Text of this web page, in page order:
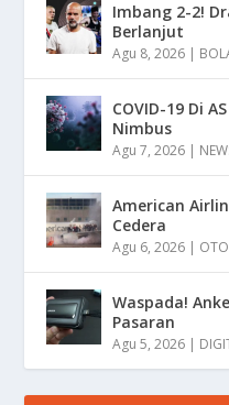
Imbang 2-2!
Berlanjut
Agu 8, 2026 |
COVID-19 Di
Nimbus
Agu 7, 2026 |
American
Cedera
Agu 6, 2026 |
Waspada!
Pasaran
Agu 5, 2026 |